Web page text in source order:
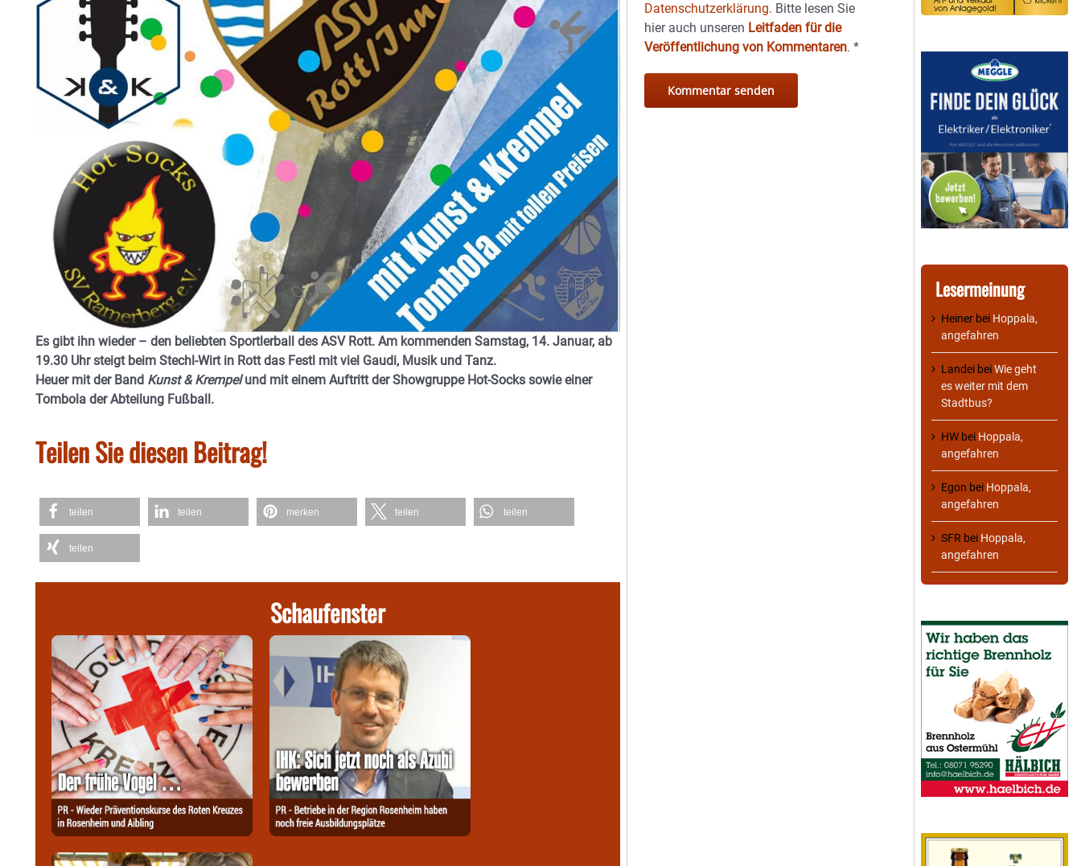
Es gibt ihn wieder – den beliebten Sportlerball des ASV Rott. Am kommenden Samstag, 14. Januar, ab
19.30 Uhr steigt beim Stechl-Wirt in Rott das Festl mit viel Gaudi, Musik und Tanz.
Heuer mit der Band Kunst & Krempelund mit einem Auftritt der Showgruppe Hot-Socks sowie einer
Tombola der Abteilung Fußball.
Teilen Sie diesen Beitrag!
teilen teilen merken teilen teilen
teilen
Schaufenster
Datenschutzerklärung. Bitte lesen Sie
hier auch unseren Leitfaden für die
Veröffentlichung von Kommentaren.*
Lesermeinung
Heiner bei Hoppala,
angefahren
Landei beiWie geht
es weiter mit dem
Stadtbus?
HW bei Hoppala,
angefahren
Egon bei Hoppala,
angefahren
SFR bei Hoppala,
angefahren